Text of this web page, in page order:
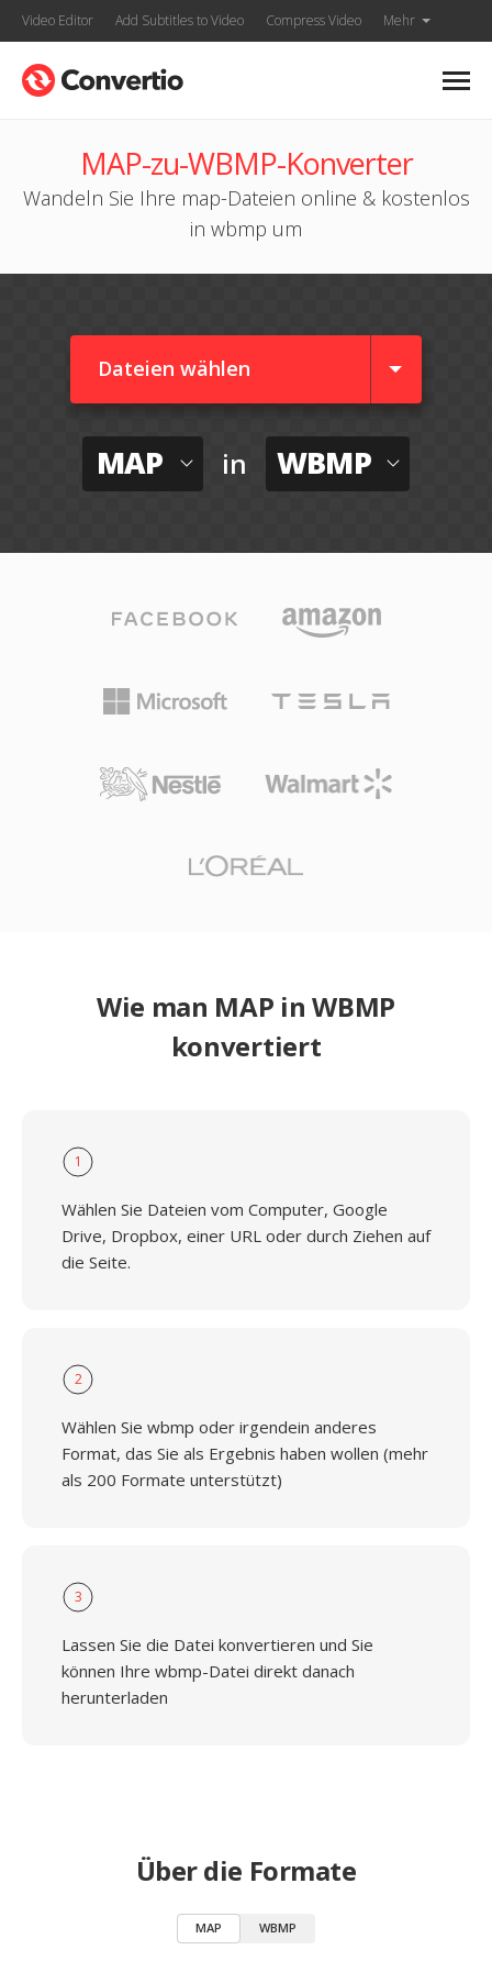
Video Editor Add Subtitles to Video Compress Video Mehr
MAP-zu-WBMP-Konverter
Wandeln Sie Ihre map-Dateien online & kostenlos
in wbmp um
Dateien wählen
MAP in WBMP
Wie man MAP in WBMP
konvertiert
1
Wählen Sie Dateien vom Computer, Google
Drive, Dropbox, einer URL oder durch Ziehen auf
die Seite.
2
Wählen Sie wbmp oder irgendein anderes
Format, das Sie als Ergebnis haben wollen (mehr
als 200 Formate unterstützt)
3
Lassen Sie die Datei konvertieren und Sie
können Ihre wbmp-Datei direkt danach
herunterladen
Über die Formate
MAP WBMP